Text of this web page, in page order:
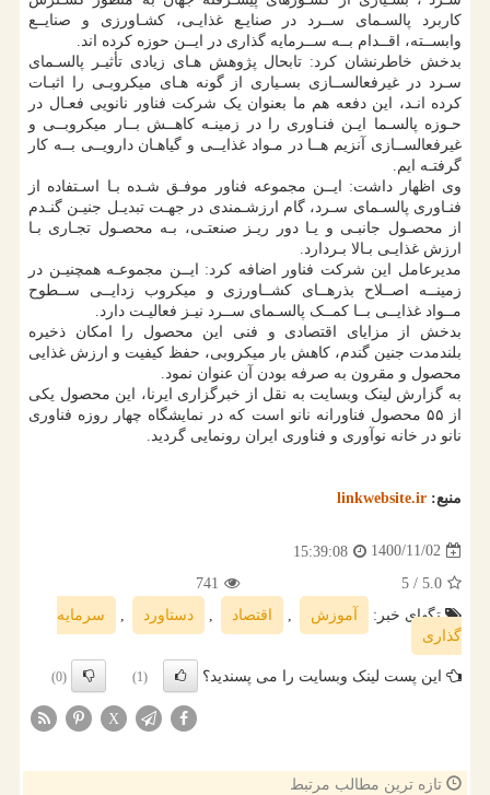
کاربرد پالسـمای ســرد در صنایـع غذایـی، کشـاورزی و صنایــع
وابســته، اقــدام بــه ســرمایه گذاری در ایــن حوزه کرده اند.
بدخش خاطرنشان کرد: تابحال پژوهش هـای زیادی تأثیـر پالسـمای
سـرد در غیرفعالســازی بسـیاری از گونه هـای میکروبـی را اثبـات
کرده انـد، این دفعه هم ما بعنوان یک شرکت فناور نانویی فعـال در
حـوزه پالسـما ایـن فنـاوری را در زمینـه کاهــش بــار میکروبــی و
غیرفعالســازی آنزیم هــا در مـواد غذایــی و گیاهـان دارویــی بــه کار
گرفتـه ایم.
وی اظهار داشت: ایــن مجموعه فناور موفـق شـده بـا اسـتفاده از
فنـاوری پالسـمای سـرد، گام ارزشـمندی در جهـت تبدیـل جنیـن گنـدم
از محصـول جانبـی و یـا دور ریـز صنعتـی، بـه محصـول تجـاری بـا
ارزش غذایـی بـالا بـردارد.
مدیرعامل این شرکت فناور اضافه کرد: ایــن مجموعـه همچنیـن در
زمینــه اصــلاح بذرهــای کشــاورزی و میکروب زدایــی ســطوح
مــواد غذایــی بــا کمــک پالسـمای ســرد نیـز فعالیـت دارد.
بدخش از مزایای اقتصادی و فنی این محصول را امکان ذخیره
بلندمدت جنین گندم، کاهش بار میکروبی، حفظ کیفیت و ارزش غذایی
محصول و مقرون به صرفه بودن آن عنوان نمود.
به گزارش لینک وبسایت به نقل از خبرگزاری ایرنا، این محصول یکی
از ۵۵ محصول فناورانه نانو است که در نمایشگاه چهار روزه فناوری
نانو در خانه نوآوری و فناوری ایران رونمایی گردید.
منبع: linkwebsite.ir
1400/11/02
15:39:08
5.0
/ 5
741
تگهای خبر:
آموزش , اقتصاد , دستاورد ,
سرمایه
گذاری
این پست لینک وبسایت را می پسندید؟ (1)
(0)
X
تازه ترین مطالب مرتبط